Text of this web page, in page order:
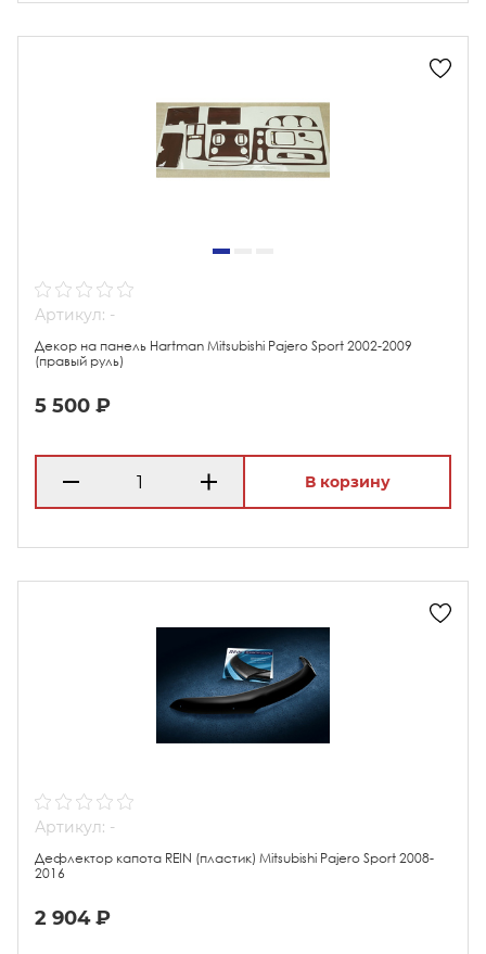
Артикул: -
Декор на панель Hartman Mitsubishi Pajero Sport 2002-2009
(правый руль)
5 500 ₽
В корзину
Артикул: -
Дефлектор капота REIN (пластик) Mitsubishi Pajero Sport 2008-
2016
2 904 ₽